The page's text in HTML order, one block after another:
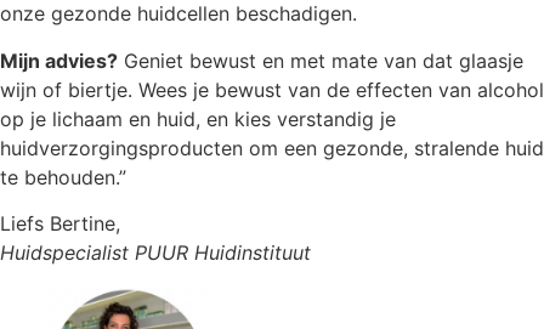
onze gezonde huidcellen beschadigen.
Mijn advies? Geniet bewust en met mate van dat glaasje
wijn of biertje. Wees je bewust van de effecten van alcohol
op je lichaam en huid, en kies verstandig je
huidverzorgingsproducten om een gezonde, stralende huid
te behouden.”
Liefs Bertine,
Huidspecialist PUUR Huidinstituut